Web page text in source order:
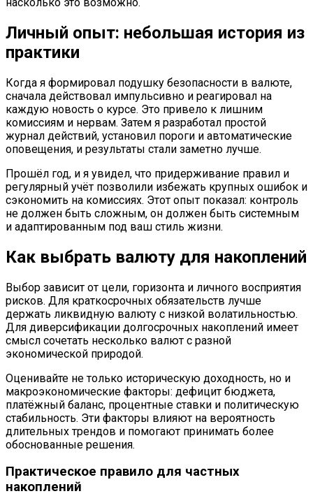
Личный опыт: небольшая история из
практики
Когда я формировал подушку безопасности в валюте,
сначала действовал импульсивно и реагировал на
каждую новость о курсе. Это привело к лишним
комиссиям и нервам. Затем я разработал простой
журнал действий, установил пороги и автоматические
оповещения, и результаты стали заметно лучше.
Прошёл год, и я увидел, что придерживание правил и
регулярный учёт позволили избежать крупных ошибок и
сэкономить на комиссиях. Этот опыт показал: контроль
не должен быть сложным, он должен быть системным
и адаптированным под ваш стиль жизни.
Как выбрать валюту для накоплений
Выбор зависит от цели, горизонта и личного восприятия
рисков. Для краткосрочных обязательств лучше
держать ликвидную валюту с низкой волатильностью.
Для диверсификации долгосрочных накоплений имеет
смысл сочетать несколько валют с разной
экономической природой.
Оценивайте не только историческую доходность, но и
макроэкономические факторы: дефицит бюджета,
платёжный баланс, процентные ставки и политическую
стабильность. Эти факторы влияют на вероятность
длительных трендов и помогают принимать более
обоснованные решения.
Практическое правило для частных
накоплений